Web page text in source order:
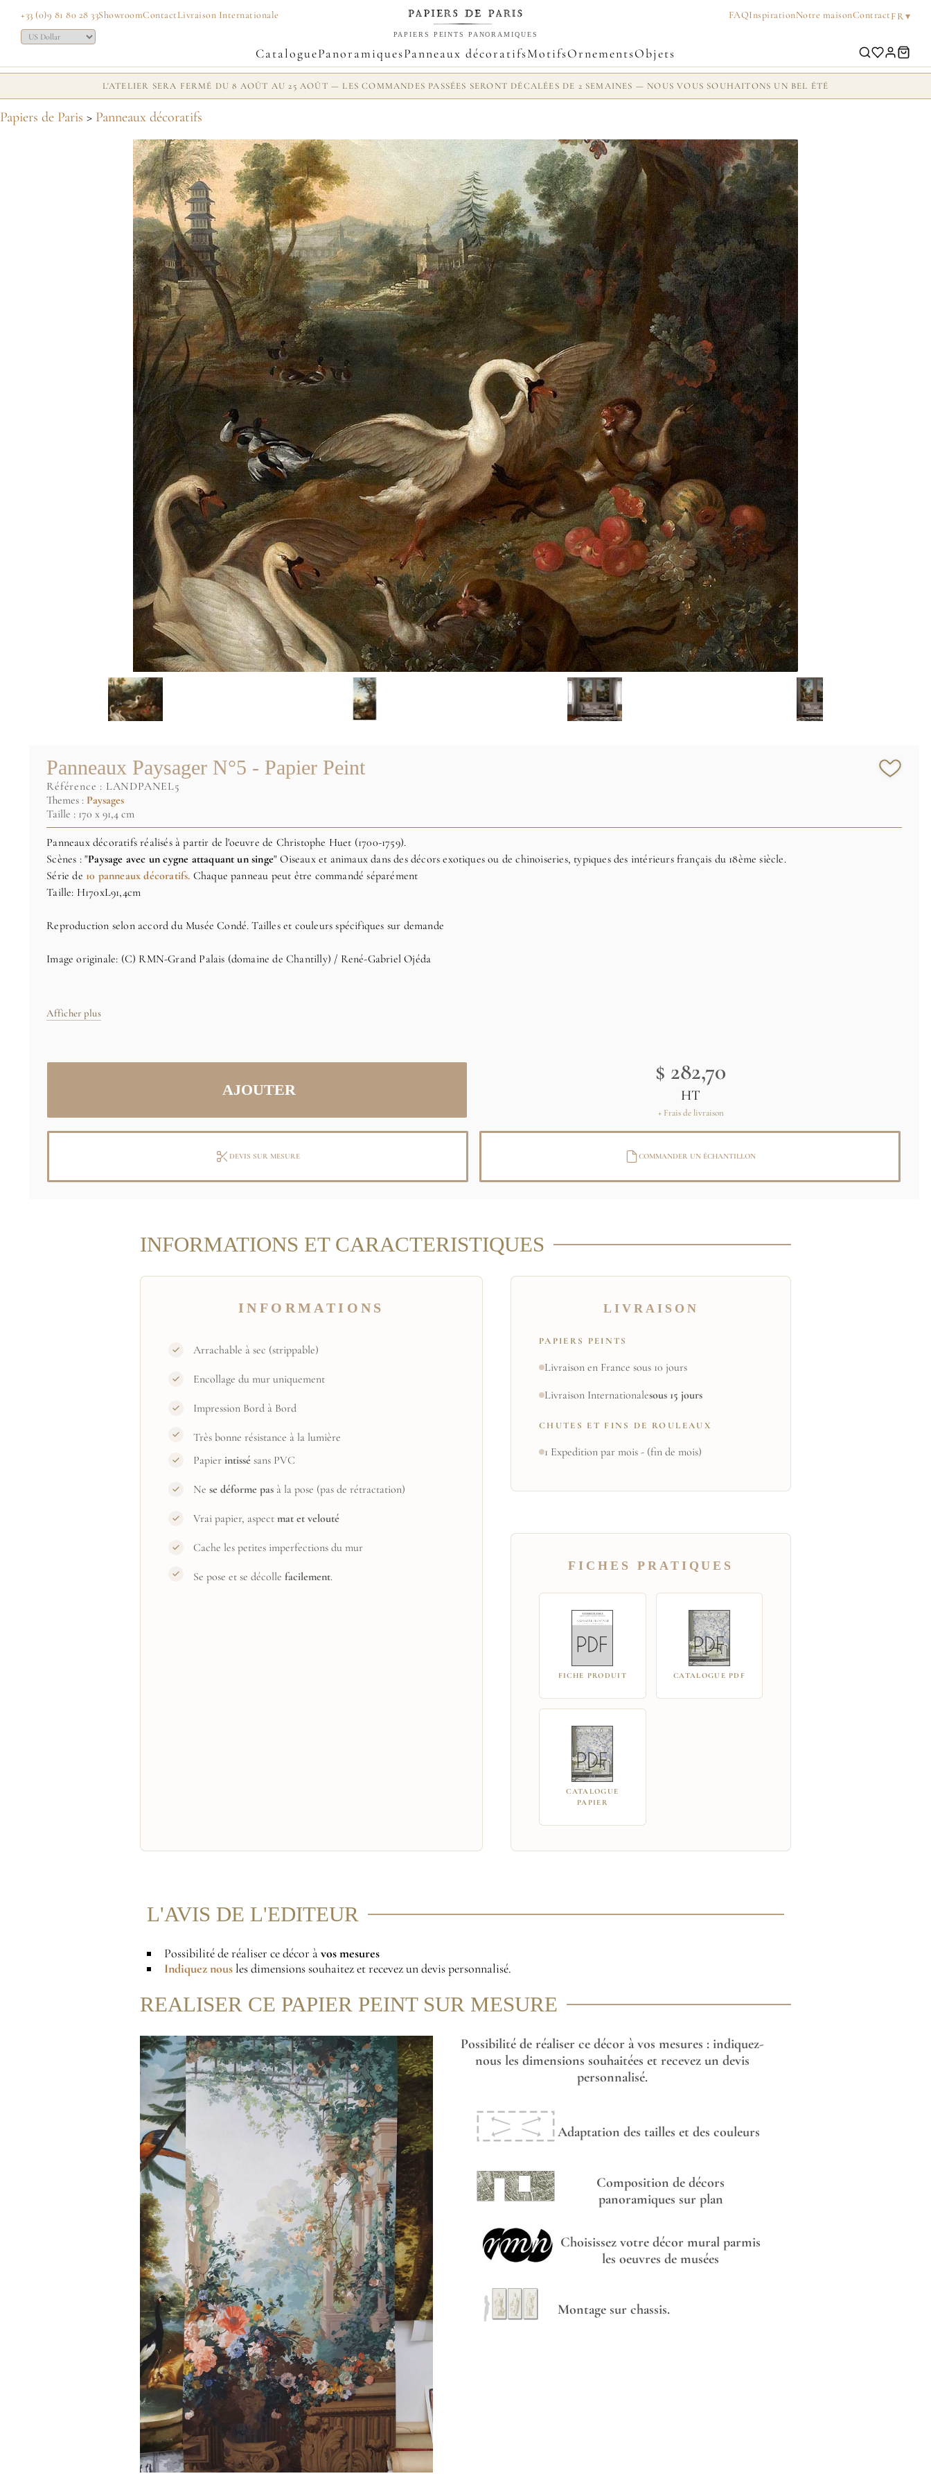
+33 (0)9 81 80 28 33ShowroomContactLivraison Internationale FAQInspirationNotre maisonContractFR▾
PAPIERS PEINTS PANORAMIQUES
CataloguePanoramiquesPanneaux décoratifsMotifsOrnementsObjets
L'ATELIER SERA FERMÉ DU 8 AOÛT AU 25 AOÛT — LES COMMANDES PASSÉES SERONT DÉCALÉES DE 2 SEMAINES — NOUS VOUS SOUHAITONS UN BEL ÉTÉ
Papiers de Paris > Panneaux décoratifs
Panneaux Paysager N°5 - Papier Peint
référence : LANDPANEL5
Themes : Paysages
Taille : 170 x 91,4 cm
Panneaux décoratifs réalisés à partir de l'oeuvre de Christophe Huet (1700-1759).
Scènes : "Paysage avec un cygne attaquant un singe" Oiseaux et animaux dans des décors exotiques ou de chinoiseries, typiques des intérieurs français du 18ème siècle.
Série de 10 panneaux décoratifs. Chaque panneau peut être commandé séparément
Taille: H170xL91,4cm
Reproduction selon accord du Musée Condé. Tailles et couleurs spécifiques sur demande
Image originale: (C) RMN-Grand Palais (domaine de Chantilly) / René-Gabriel Ojéda
Afficher plus
$ 282,70
HT
+ Frais de livraison
DEVIS SUR MESURE COMMANDER UN ÉCHANTILLON
INFORMATIONS ET CARACTERISTIQUES
INFORMATIONS
Arrachable à sec (strippable)
Encollage du mur uniquement
Impression Bord à Bord
Très bonne résistance à la lumière
Papier intissésans PVC
Ne se déforme pas à la pose (pas de rétractation)
Vrai papier, aspect mat et velouté
Cache les petites imperfections du mur
Se pose et se décolle facilement.
LIVRAISON
PAPIERS PEINTS
Livraison en France sous 10 jours
Livraison Internationalesous 15 jours
CHUTES ET FINS DE ROULEAUX
1 Expedition par mois - (fin de mois)
FICHES PRATIQUES
FICHE PRODUIT CATALOGUE PDF
CATALOGUE
PAPIER
L'AVIS DE L'EDITEUR
Possibilité de réaliser ce décor àvos mesures
Indiquez nousles dimensions souhaitez et recevez un devis personnalisé.
REALISER CE PAPIER PEINT SUR MESURE
Possibilité de réaliser ce décor à vos mesures : indiquez-
nous les dimensions souhaitées et recevez un devis
personnalisé.
Adaptation des tailles et des couleurs
Composition de décors
panoramiques sur plan
Choisissez votre décor mural parmis
les oeuvres de musées
Montage sur chassis.